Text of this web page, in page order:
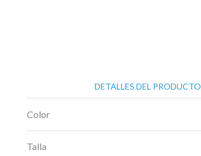
DETALLES DEL PRODUCTO
Color
Talla